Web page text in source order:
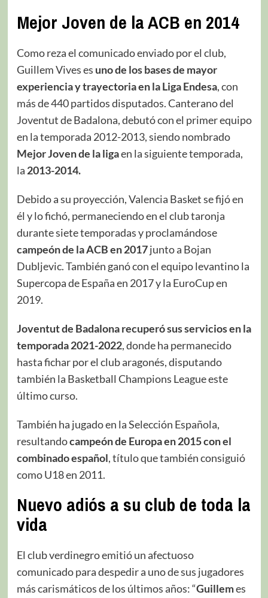
Mejor Joven de la ACB en 2014
Como reza el comunicado enviado por el club,
Guillem Viveses uno de los bases de mayor
experiencia y trayectoria en la Liga Endesa, con
más de 440 partidos disputados. Canterano del
Joventut de Badalona, debutó con el primer equipo
en la temporada 2012-2013, siendo nombrado
Mejor Joven de la ligaen la siguiente temporada,
la 2013-2014.
Debido a su proyección, Valencia Basket se fijó en
él y lo fichó, permaneciendo en el club taronja
durante siete temporadas y proclamándose
campeón de la ACB en 2017junto a Bojan
Dubljevic. También ganó con el equipo levantino la
Supercopa de España en 2017 y la EuroCup en
2019.
Joventut de Badalona recuperó sus servicios en la
temporada 2021-2022, donde ha permanecido
hasta fichar por el club aragonés, disputando
también la Basketball Champions League este
último curso.
También ha jugado en la Selección Española,
resultandocampeón de Europa en 2015 con el
combinado español, título que también consiguió
como U18 en 2011.
Nuevo adiós a su club de toda la
vida
El club verdinegro emitió un afectuoso
comunicado para despedir a uno de sus jugadores
más carismáticos de los últimos años: “Guillemes